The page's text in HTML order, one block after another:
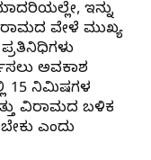
ಇನ್ನು
ವೇಳೆ ಮುಖ್ಯ
ಅವಕಾಶ
15 ನಿಮಿಷಗಳ
ವಿರಾಮದ ಬಳಿಕ
ಎಂದು